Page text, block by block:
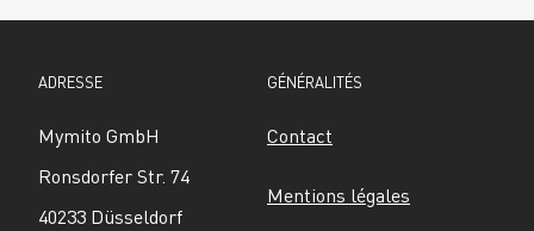
ADRESSE
Mymito GmbH
Ronsdorfer Str. 74
40233 Düsseldorf
GÉNÉRALITÉS
Contact
Mentions légales